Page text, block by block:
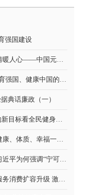
强国建设
首外交的世界情怀与大国气派
康中国的目标不断迈进”
典话廉政（一）
全民健身事业高质量发展
体质、幸福一脉相承
强调“宁可十防九空”？
容升级 激发内需新活力